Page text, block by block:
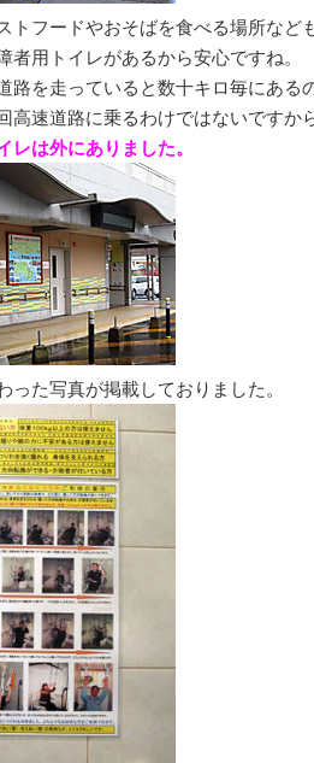
トフードやおそばを食べる場所など
者用トイレがあるから安心ですね。
路を走っていると数十キロ毎にある
高速道路に乗るわけではないですか
レは外にありました。
った写真が掲載しておりました。